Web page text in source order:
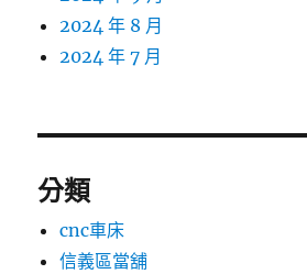
2024 年 8 月
2024 年 7 月
分類
cnc車床
信義區當舖